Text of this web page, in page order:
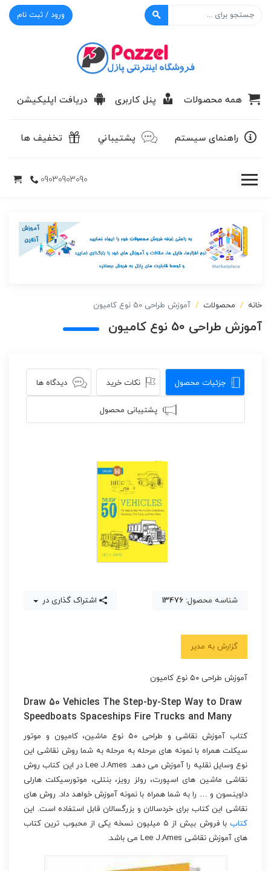
ورود / ثبت نام
همه محصولات پنل کاربری دریافت اپلیکیشن
راهنمای سیستم پشتيباني تخفیف ها
09030903090
خانه محصولات آموزش طراحی 50 نوع کامیون
آموزش طراحی 50 نوع کامیون
جزئیات محصول نکات خرید دیدگاه ها
پشتیبانی محصول
شناسه محصول: 13476 اشتراک گذاری در
گزارش به مدیر
آموزش طراحی ۵۰ نوع کامیون
Draw 50 Vehicles The Step-by-Step Way to Draw
Speedboats Spaceships Fire Trucks and Many
کتاب آموزش نقاشی و طراحی ۵۰ نوع ماشین، کامیون و موتور
سیکلت همراه با نمونه های مرحله به مرحله به شما روش نقاشی این
نوع وسایل نقلیه را آموزش می دهد. Lee J.Ames در این کتاب روش
نقاشی ماشین های اسپورت، رولز رویز، بنتلی، موتورسیکلت هارلی
داوینسون و … را به شما همراه با نمونه آموزش خواهد داد. روش های
نقاشی این کتاب برای خردسالان و بزرگسالان قابل استفاده است. این
کتاب
با فروش بیش از ۵ میلیون نسخه یکی از محبوب ترین کتاب
های آموزش نقاشی Lee J.Ames می باشد.